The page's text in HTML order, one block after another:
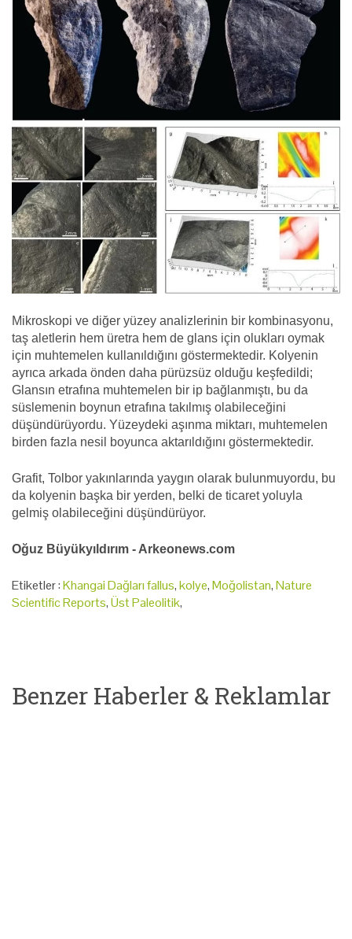
Mikroskopi ve diğer yüzey analizlerinin bir kombinasyonu,
taş aletlerin hem üretra hem de glans için olukları oymak
için muhtemelen kullanıldığını göstermektedir. Kolyenin
ayrıca arkada önden daha pürüzsüz olduğu keşfedildi;
Glansın etrafına muhtemelen bir ip bağlanmıştı, bu da
süslemenin boynun etrafına takılmış olabileceğini
düşündürüyordu. Yüzeydeki aşınma miktarı, muhtemelen
birden fazla nesil boyunca aktarıldığını göstermektedir.
Grafit, Tolbor yakınlarında yaygın olarak bulunmuyordu, bu
da kolyenin başka bir yerden, belki de ticaret yoluyla
gelmiş olabileceğini düşündürüyor.
Oğuz Büyükyıldırım - Arkeonews.com
Etiketler :Khangai Dağları fallus,kolye,Moğolistan,Nature
Scientific Reports,Üst Paleolitik,
Benzer Haberler & Reklamlar